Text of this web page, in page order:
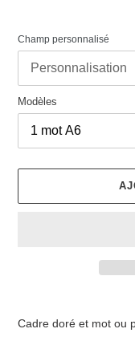
Champ personnalisé
Modèles
Cadre doré et mot ou